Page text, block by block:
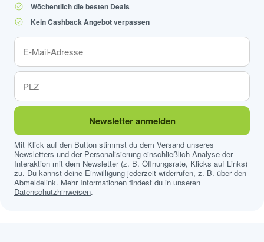
Wöchentlich die besten Deals
Kein Cashback Angebot verpassen
Newsletter anmelden
Mit Klick auf den Button stimmst du dem Versand unseres
Newsletters und der Personalisierung einschließlich Analyse der
Interaktion mit dem Newsletter (z. B. Öffnungsrate, Klicks auf Links)
zu. Du kannst deine Einwilligung jederzeit widerrufen, z. B. über den
Abmeldelink. Mehr Informationen findest du in unseren
Datenschutzhinweisen.